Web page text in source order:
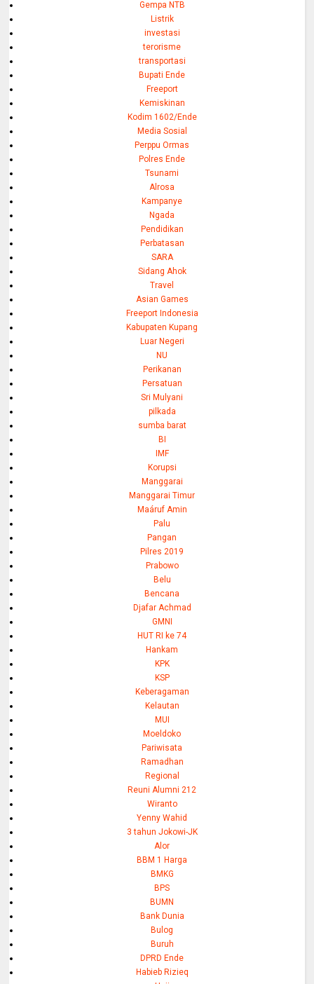
Gempa NTB
Listrik
investasi
terorisme
transportasi
Bupati Ende
Freeport
Kemiskinan
Kodim 1602/Ende
Media Sosial
Perppu Ormas
Polres Ende
Tsunami
Alrosa
Kampanye
Ngada
Pendidikan
Perbatasan
SARA
Sidang Ahok
Travel
Asian Games
Freeport Indonesia
Kabupaten Kupang
Luar Negeri
NU
Perikanan
Persatuan
Sri Mulyani
pilkada
sumba barat
BI
IMF
Korupsi
Manggarai
Manggarai Timur
Maáruf Amin
Palu
Pangan
Pilres 2019
Prabowo
Belu
Bencana
Djafar Achmad
GMNI
HUT RI ke 74
Hankam
KPK
KSP
Keberagaman
Kelautan
MUI
Moeldoko
Pariwisata
Ramadhan
Regional
Reuni Alumni 212
Wiranto
Yenny Wahid
3 tahun Jokowi-JK
Alor
BBM 1 Harga
BMKG
BPS
BUMN
Bank Dunia
Bulog
Buruh
DPRD Ende
Habieb Rizieq